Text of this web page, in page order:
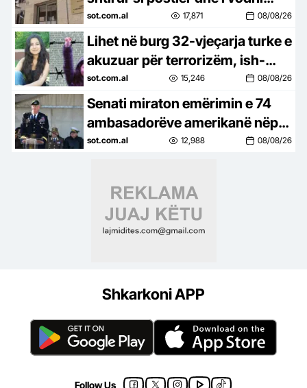
paratë, mbyllen hetimet për
nigerianin, çështja kalon për…
sot.com.al 17,871 08/08/26
Lihet në burg 32-vjeçarja turke e
akuzuar për terrorizëm, ish-
studentja që protestoi kundër
Erdogan lutet të mos…
sot.com.al 15,246 08/08/26
Senati miraton emërimin e 74
ambasadorëve amerikanë nëpër
botë, konfirmohet dhe
sot.com.al 12,988 08/08/26
Shkarkoni APP
Follow Us